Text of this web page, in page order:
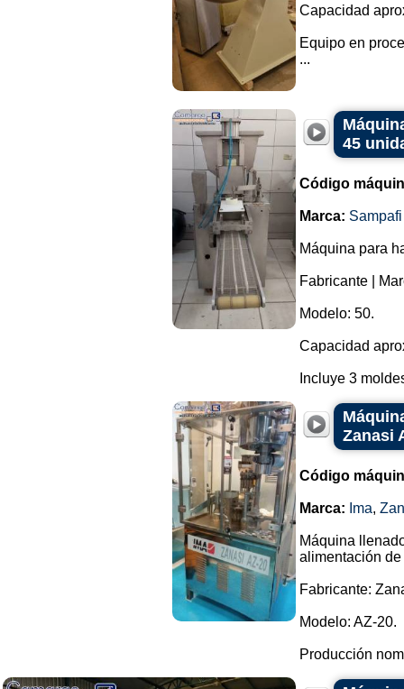
Capacidad
Equipo en
...
45
Código
Marca: Sampafi
Máquina para
Fabricante |
Modelo: 50.
Capacidad
Incluye 3
Zanasi
Código
Marca: Ima,
Máquina
alimentación
Fabricante:
Modelo: AZ-20.
Producción